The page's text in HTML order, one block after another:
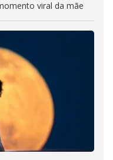
viral da mãe